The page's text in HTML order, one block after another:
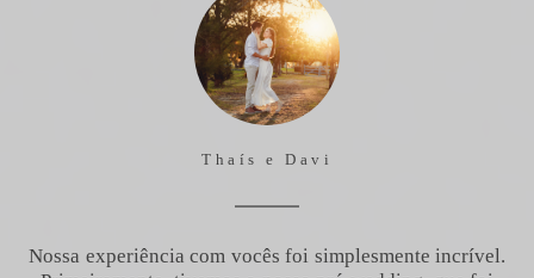
Thaís e Davi
Nossa experiência com vocês foi simplesmente incrível.